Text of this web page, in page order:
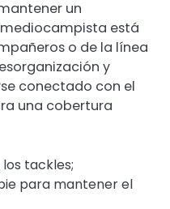
un
está
o de la línea
y
conectado con el
una cobertura
tackles;
para mantener el